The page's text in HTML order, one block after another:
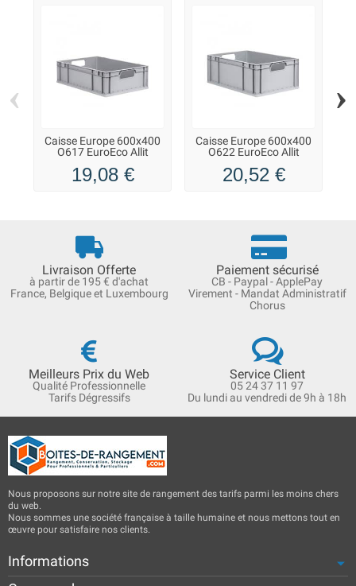
Caisse Europe 600x400
O617 EuroEco Allit
19,08 €
Caisse Europe 600x400
O622 EuroEco Allit
20,52 €
‹ ›
Livraison Offerte
à partir de 195 € d'achat
France, Belgique et Luxembourg
Paiement sécurisé
CB - Paypal - ApplePay
Virement - Mandat Administratif
Chorus
Meilleurs Prix du Web
Qualité Professionnelle
Tarifs Dégressifs
Service Client
05 24 37 11 97
Du lundi au vendredi de 9h à 18h
Nous proposons sur notre site de rangement des tarifs parmi les moins chers
du web.
Nous sommes une société française à taille humaine et nous mettons tout en
œuvre pour satisfaire nos clients.
Informations